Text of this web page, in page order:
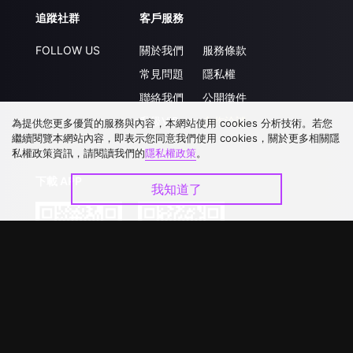
追蹤社群
FOLLOW US
客戶服務
關於我們
常見問題
聯絡我們
升級VIP
服務條款
隱私權
公開徵件
合作洽談
為提供您更多優質的服務與內容，本網站使用 cookies 分析技術。若您
繼續閱覽本網站內容，即表示您同意我們使用 cookies，關於更多相關隱
私權政策資訊，請閱讀我們的隱私權政策。
我知道了